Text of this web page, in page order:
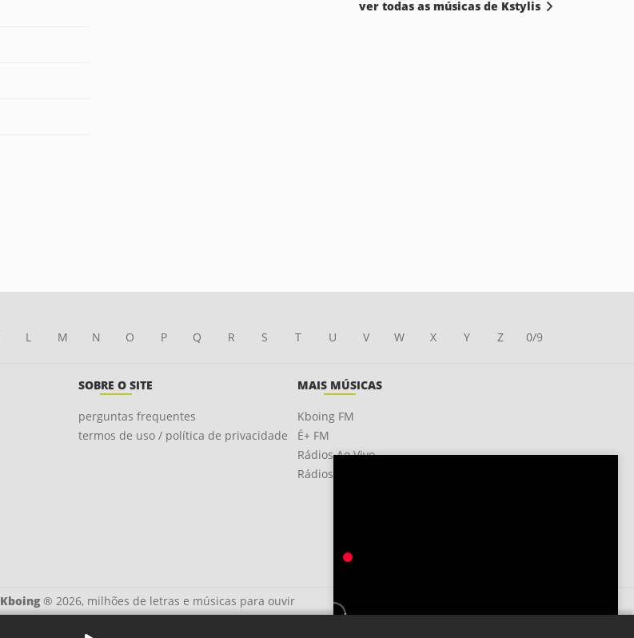
ver todas as músicas de Kstylis
L M N O P Q R S T U V W X Y Z 0/9
SOBRE O SITE
perguntas frequentes
termos de uso / política de privacidade
MAIS MÚSICAS
Kboing FM
É+ FM
Rádios Ao Vivo
Rádios OnLine
Kboing® 2026, milhões de letras e músicas para ouvir